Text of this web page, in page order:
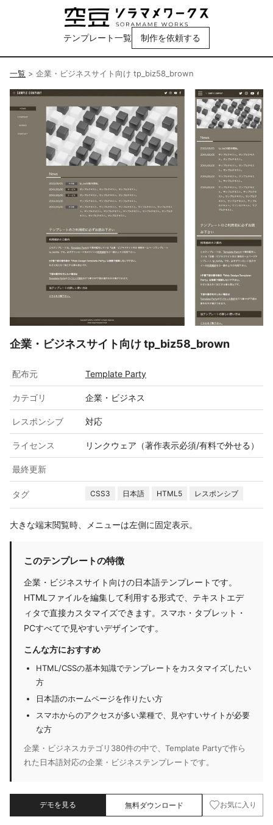
テンプレート一覧 制作を依頼する
一覧 > 企業・ビジネスサイト向け tp_biz58_brown
企業・ビジネスサイト向け tp_biz58_brown
配布元 Template Party
カテゴリ 企業・ビジネス
レスポンシブ 対応
ライセンス リンクウェア（著作表示必須/有料で外せる）
最終更新
タグ CSS3 日本語 HTML5 レスポンシブ
大きな端末閲覧時、メニューは左側に固定表示。
このテンプレートの特徴
企業・ビジネスサイト向けの日本語テンプレートです。
HTMLファイルを編集して利用する形式で、テキストエデ
ィタで直接カスタマイズできます。スマホ・タブレット・
PCすべてで見やすいデザインです。
こんな方におすすめ
HTML/CSSの基本知識でテンプレートをカスタマイズしたい
方
日本語のホームページを作りたい方
スマホからのアクセスが多い業種で、見やすいサイトが必要
な方
企業・ビジネスカテゴリ380件の中で、Template Partyで作ら
れた日本語対応の企業・ビジネステンプレートです。
デモを見る 無料ダウンロード お気に入り